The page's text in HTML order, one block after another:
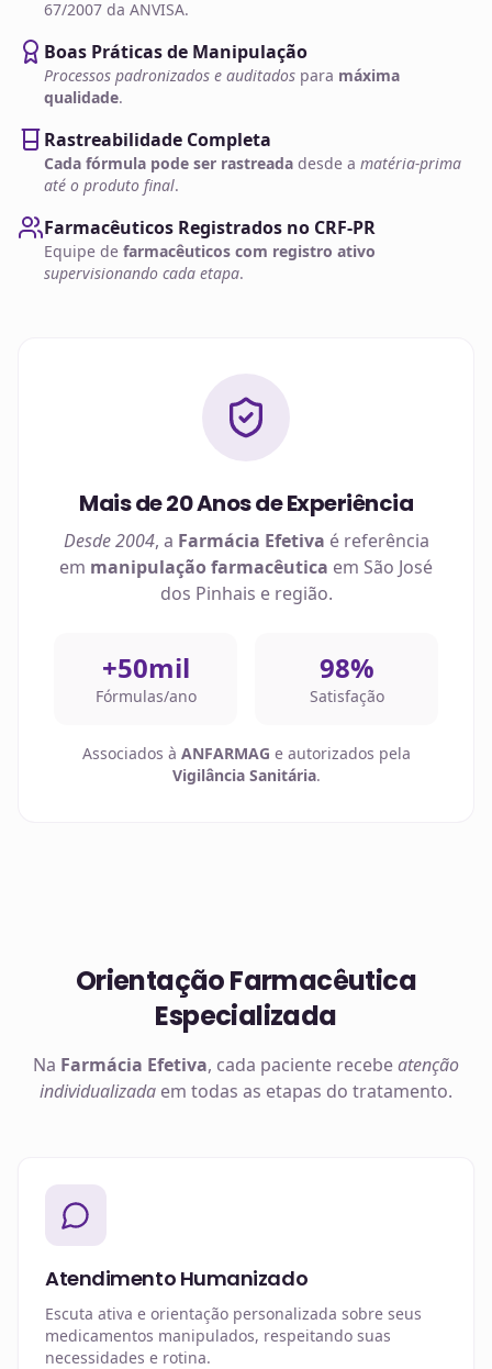
67/2007 da ANVISA.
Boas Práticas de Manipulação
Processos padronizados e auditados para máxima
qualidade.
Rastreabilidade Completa
Cada fórmula pode ser rastreada desde a matéria-prima
até o produto final.
Farmacêuticos Registrados no CRF-PR
Equipe de farmacêuticos com registro ativo
supervisionando cada etapa.
Mais de 20 Anos de Experiência
Desde 2004, a Farmácia Efetiva é referência
em manipulação farmacêutica em São José
dos Pinhais e região.
+50mil
Fórmulas/ano
98%
Satisfação
Associados à ANFARMAG e autorizados pela
Vigilância Sanitária.
Orientação Farmacêutica
Especializada
Na Farmácia Efetiva, cada paciente recebeatenção
individualizada em todas as etapas do tratamento.
Atendimento Humanizado
Escuta ativa e orientação personalizada sobre seus
medicamentos manipulados, respeitando suas
necessidades e rotina.